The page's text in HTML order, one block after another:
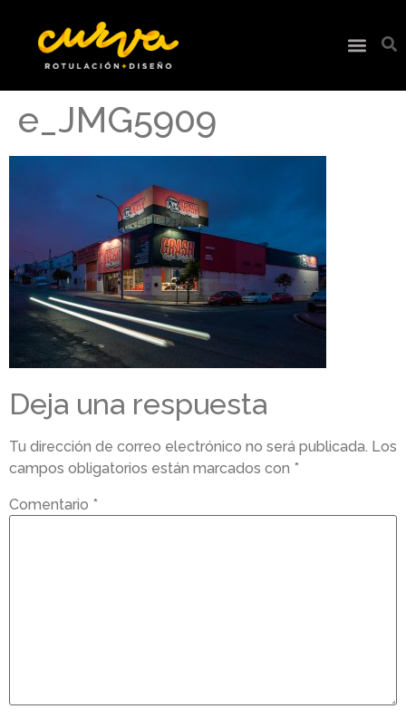
e_JMG5909
Deja una respuesta
Tu dirección de correo electrónico no será publicada. Los
campos obligatorios están marcados con *
Comentario *